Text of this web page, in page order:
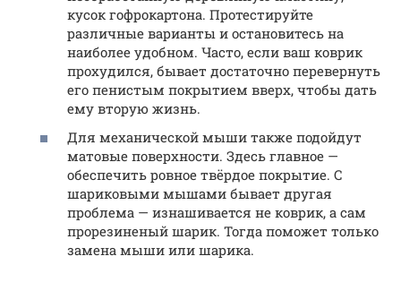
кусок гофрокартона. Протестируйте
различные варианты и остановитесь на
наиболее удобном. Часто, если ваш коврик
прохудился, бывает достаточно перевернуть
его пенистым покрытием вверх, чтобы дать
ему вторую жизнь.
Для механической мыши также подойдут
матовые поверхности. Здесь главное —
обеспечить ровное твёрдое покрытие. С
шариковыми мышами бывает другая
проблема — изнашивается не коврик, а сам
прорезиненый шарик. Тогда поможет только
замена мыши или шарика.